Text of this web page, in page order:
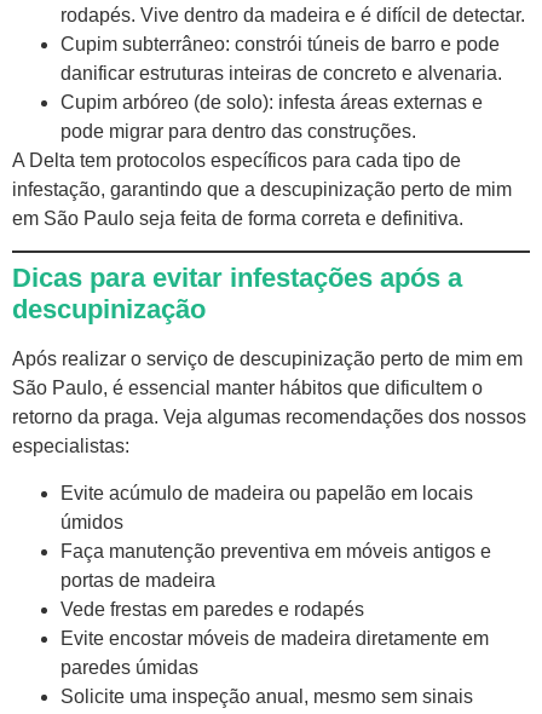
rodapés. Vive dentro da madeira e é difícil de detectar.
Cupim subterrâneo: constrói túneis de barro e pode
danificar estruturas inteiras de concreto e alvenaria.
Cupim arbóreo (de solo): infesta áreas externas e
pode migrar para dentro das construções.
A Delta tem protocolos específicos para cada tipo de
infestação, garantindo que a descupinização perto de mim
em São Paulo seja feita de forma correta e definitiva.
Dicas para evitar infestações após a
descupinização
Após realizar o serviço de descupinização perto de mim em
São Paulo, é essencial manter hábitos que dificultem o
retorno da praga. Veja algumas recomendações dos nossos
especialistas:
Evite acúmulo de madeira ou papelão em locais
úmidos
Faça manutenção preventiva em móveis antigos e
portas de madeira
Vede frestas em paredes e rodapés
Evite encostar móveis de madeira diretamente em
paredes úmidas
Solicite uma inspeção anual, mesmo sem sinais